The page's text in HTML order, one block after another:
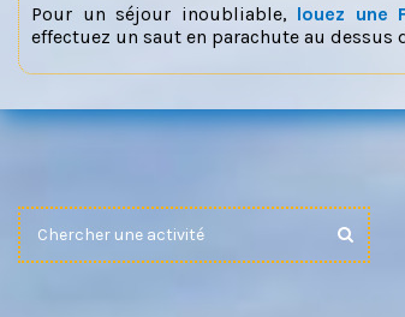
Pour un séjour inoubliable, louez une
effectuez un saut en parachute au dessus